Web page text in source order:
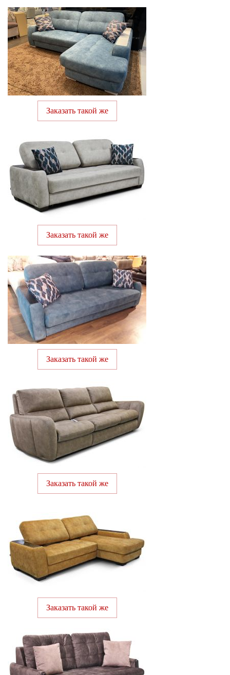
Заказать такой же
Заказать такой же
Заказать такой же
Заказать такой же
Заказать такой же